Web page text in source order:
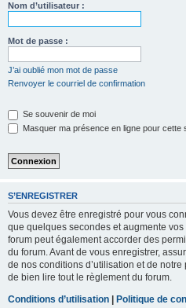
Nom d’utilisateur :
Mot de passe :
J’ai oublié mon mot de passe
Renvoyer le courriel de confirmation
Se souvenir de moi
Masquer ma présence en ligne pour cette
S’ENREGISTRER
Vous devez être enregistré pour vous
que quelques secondes et augmente vos
forum peut également accorder des
du forum. Avant de vous enregistrer,
de nos conditions d’utilisation et de
de bien lire tout le règlement du forum.
Conditions d’utilisation | Politique de